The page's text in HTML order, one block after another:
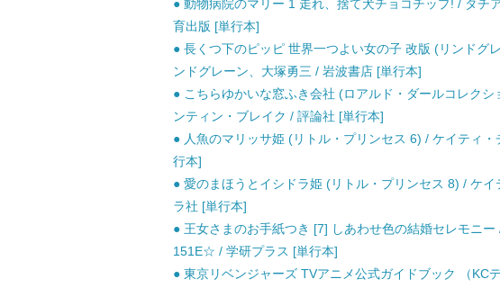
● 動物病院のマリー 1 走れ、捨て犬チョコチップ! / タチ
育出版 [単行本]
● 長くつ下のピッピ 世界一つよい女の子 改版 (リンドグ
ンドグレーン、大塚勇三 / 岩波書店 [単行本]
● こちらゆかいな窓ふき会社 (ロアルド・ダールコレク
ンティン・ブレイク / 評論社 [単行本]
● 人魚のマリッサ姫 (リトル・プリンセス 6) / ケイティ
行本]
● 愛のまほうとイシドラ姫 (リトル・プリンセス 8) / ケ
ラ社 [単行本]
● 王女さまのお手紙つき [7] しあわせ色の結婚セレモニ
151E☆ / 学研プラス [単行本]
● 東京リベンジャーズ TVアニメ公式ガイドブック （KC